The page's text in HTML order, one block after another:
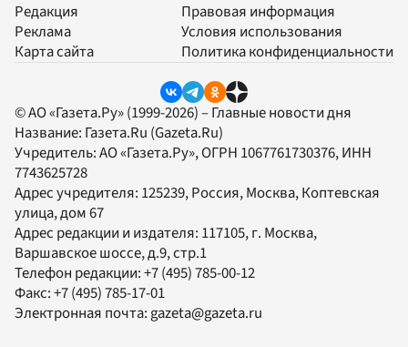
Редакция
Реклама
Карта сайта
Правовая информация
Условия использования
Политика конфиденциальности
© АО «Газета.Ру» (1999-2026) – Главные новости дня
Название: Газета.Ru (Gazeta.Ru)
Учредитель:АО «Газета.Ру», ОГРН 1067761730376, ИНН
7743625728
Адрес учредителя: 125239, Россия, Москва, Коптевская
улица, дом 67
Адрес редакции и издателя: 117105, г. Москва,
Варшавское шоссе, д.9, стр.1
Телефон редакции:+7 (495) 785-00-12
Факс:+7 (495) 785-17-01
Электронная почта: gazeta@gazeta.ru